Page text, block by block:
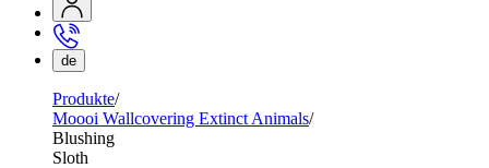
de
Produkte
Moooi Wallcovering Extinct Animals
Blushing
Sloth